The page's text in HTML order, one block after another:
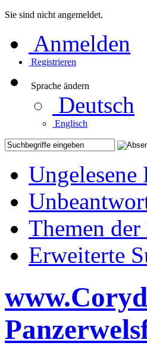
Sie sind nicht angemeldet.
Anmelden
Registrieren
Sprache ändern
Deutsch
Englisch
Ungelesene
Themen
Erweiterte